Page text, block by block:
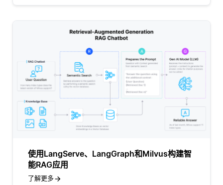
使用LangServe、LangGraph和Milvus构建智
能RAG应用
了解更多